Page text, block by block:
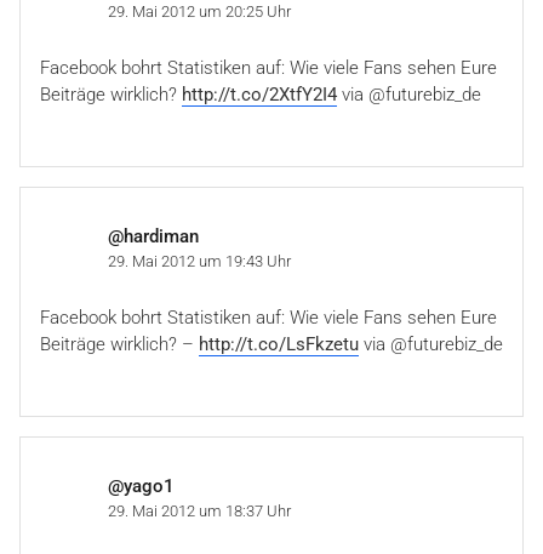
29. Mai 2012 um 20:25 Uhr
Facebook bohrt Statistiken auf: Wie viele Fans sehen Eure
Beiträge wirklich? http://t.co/2XtfY2I4 via @futurebiz_de
@hardiman
29. Mai 2012 um 19:43 Uhr
Facebook bohrt Statistiken auf: Wie viele Fans sehen Eure
Beiträge wirklich? – http://t.co/LsFkzetu via @futurebiz_de
@yago1
29. Mai 2012 um 18:37 Uhr